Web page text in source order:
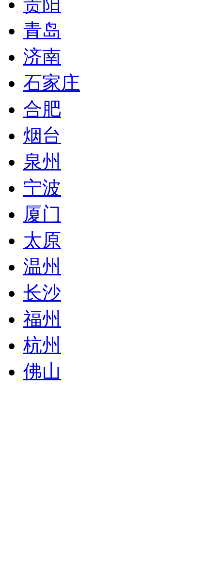
贵阳
青岛
济南
石家庄
合肥
烟台
泉州
宁波
厦门
太原
温州
长沙
福州
杭州
佛山